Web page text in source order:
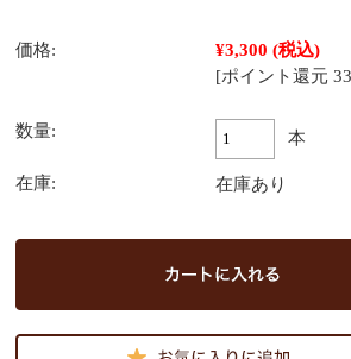
価格: ¥3,300 (税込)
[ポイント還元
数量: 本
在庫: 在庫あり